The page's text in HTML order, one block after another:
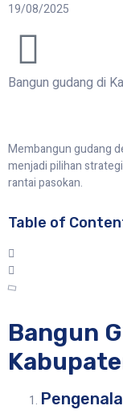
19/08/2025
Bangun gudang di
Membangun gudang
menjadi pilihan
rantai pasokan.
Table of
Bangun